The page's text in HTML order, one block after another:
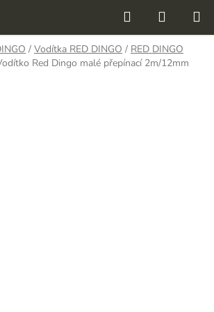
Hledat
KOŠÍK
/ Vodítka RED DINGO / RED DINGO
Red Dingo malé přepínací 2m/12mm